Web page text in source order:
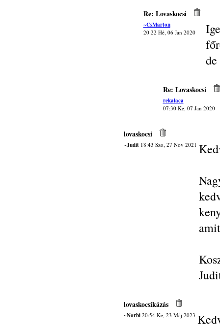
Re: Lovaskocsi
~CsMarton
20:22 Hé, 06 Jan 2020
Re: Lovaskocsi
rekalaca
07:30 Ke, 07 Jan 2020
lovaskocsi
~Judit18:43 Szo, 27 Nov 2021
lovaskocsikázás
~Norbi20:54 Ke, 23 Máj 2023